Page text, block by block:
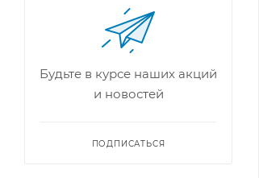
Будьте в курсе наших акций
и новостей
ПОДПИСАТЬСЯ